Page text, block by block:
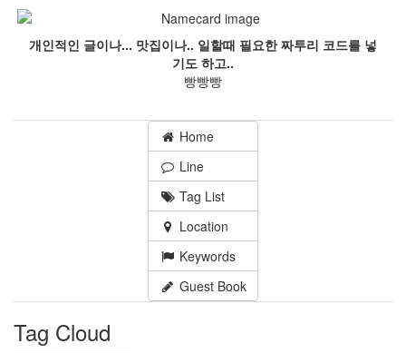
개인적인 글이나... 맛집이나.. 일할때 필요한 짜투리 코드를 넣
기도 하고..
빵빵빵
Home
Line
Tag List
Location
Keywords
Guest Book
Tag Cloud